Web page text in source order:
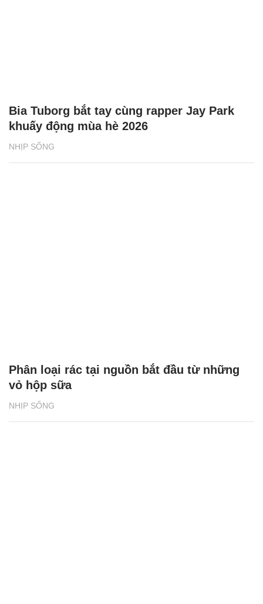
NHỊP SỐNG
Bia Tuborg bắt tay cùng rapper Jay Park
khuấy động mùa hè 2026
NHỊP SỐNG
Phân loại rác tại nguồn bắt đầu từ những
vỏ hộp sữa